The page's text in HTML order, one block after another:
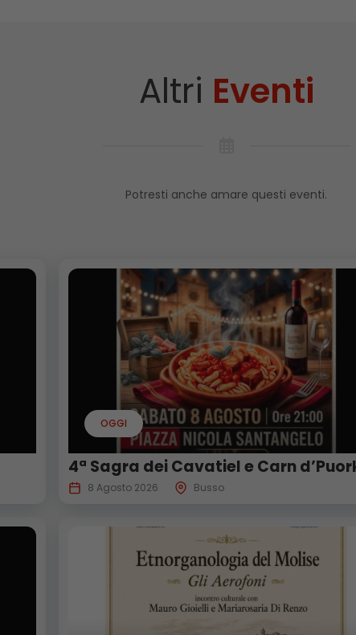
Altri Eventi
Potresti anche amare questi eventi.
OGGI
4ª Sagra dei Cavatiel e Carn
8 Agosto 2026 Busso